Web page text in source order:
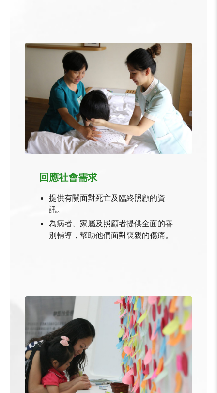
回應社會需求
提供有關面對死亡及臨終照顧的資
訊。
為病者、家屬及照顧者提供全面的善
別輔導，幫助他們面對喪親的傷痛。